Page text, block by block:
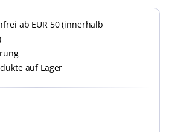
ab EUR 50 (innerhalb
auf Lager